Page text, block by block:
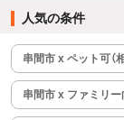
人気の条件
串間市 x ペット可（相
串間市 x ファミリー